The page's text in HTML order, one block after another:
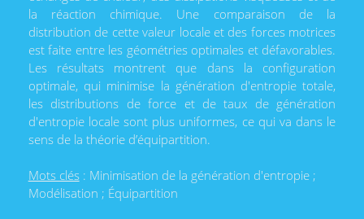
la réaction chimique. Une comparaison de la
distribution de cette valeur locale et des forces motrices
est faite entre les géométries optimales et défavorables.
Les résultats montrent que dans la configuration
optimale, qui minimise la génération d'entropie totale,
les distributions de force et de taux de génération
d'entropie locale sont plus uniformes, ce qui va dans le
sens de la théorie d’équipartition.
Mots clés: Minimisation de la génération d'entropie ;
Modélisation ; Équipartition